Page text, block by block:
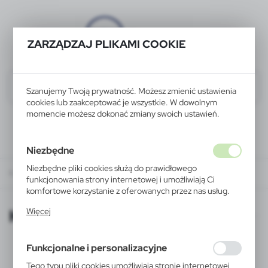
ZARZĄDZAJ PLIKAMI COOKIE
Szanujemy Twoją prywatność. Możesz zmienić ustawienia
cookies lub zaakceptować je wszystkie. W dowolnym
momencie możesz dokonać zmiany swoich ustawień.
Niezbędne
Niezbędne pliki cookies służą do prawidłowego
funkcjonowania strony internetowej i umożliwiają Ci
komfortowe korzystanie z oferowanych przez nas usług.
działania w celu m.in. dostosowania Twoich ustawień
korzystasz, może działać bez zakłóceń.
Więcej
Funkcjonalne i personalizacyjne
Tego typu pliki cookies umożliwiają stronie internetowej
KATALOGI ONLINE
KATALOGI ONLINE